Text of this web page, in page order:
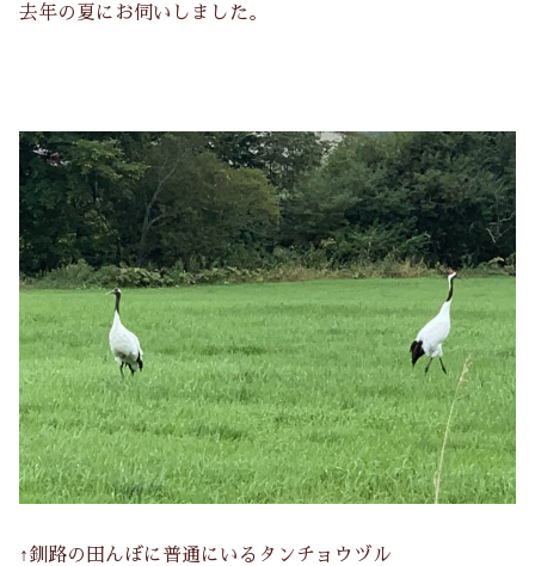
去年の夏にお伺いしました。
↑釧路の田んぼに普通にいるタンチョウヅル